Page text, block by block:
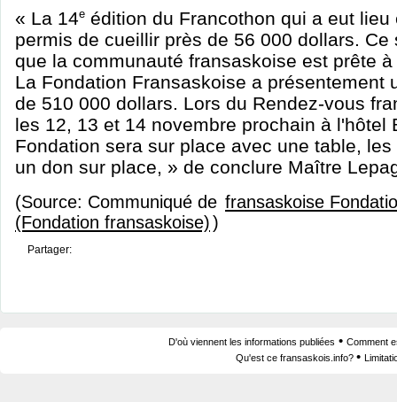
« La 14e édition du Francothon qui a eut lieu
permis de cueillir près de 56 000 dollars.
que la communauté fransaskoise est prête
La Fondation Fransaskoise a présentement
de 510 000 dollars. Lors du Rendez-vous
les 12, 13 et 14 novembre prochain à l'hôtel
Fondation sera sur place avec une table,
un don sur place, » de conclure Maître
(Source: Communiqué de fransaskoise
(Fondation fransaskoise))
Partager:
D'où viennent les informations publiées • Comment
Qu'est ce fransaskois.info? •